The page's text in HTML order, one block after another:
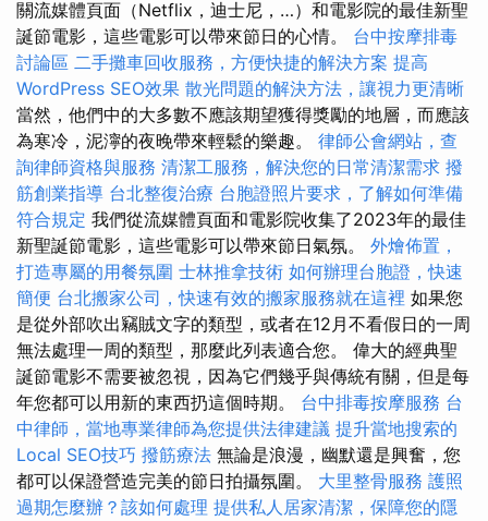
關流媒體頁面（Netflix，迪士尼，…）和電影院的最佳新聖
誕節電影，這些電影可以帶來節日的心情。 台中按摩排毒
討論區 二手攤車回收服務，方便快捷的解決方案 提高
WordPress SEO效果 散光問題的解決方法，讓視力更清晰
當然，他們中的大多數不應該期望獲得獎勵的地層，而應該
為寒冷，泥濘的夜晚帶來輕鬆的樂趣。 律師公會網站，查
詢律師資格與服務 清潔工服務，解決您的日常清潔需求 撥
筋創業指導 台北整復治療 台胞證照片要求，了解如何準備
符合規定 我們從流媒體頁面和電影院收集了2023年的最佳
新聖誕節電影，這些電影可以帶來節日氣氛。 外燴佈置，
打造專屬的用餐氛圍 士林推拿技術 如何辦理台胞證，快速
簡便 台北搬家公司，快速有效的搬家服務就在這裡 如果您
是從外部吹出竊賊文字的類型，或者在12月不看假日的一周
無法處理一周的類型，那麼此列表適合您。 偉大的經典聖
誕節電影不需要被忽視，因為它們幾乎與傳統有關，但是每
年您都可以用新的東西扔這個時期。 台中排毒按摩服務 台
中律師，當地專業律師為您提供法律建議 提升當地搜索的
Local SEO技巧 撥筋療法 無論是浪漫，幽默還是興奮，您
都可以保證營造完美的節日拍攝氛圍。 大里整骨服務 護照
過期怎麼辦？該如何處理 提供私人居家清潔，保障您的隱